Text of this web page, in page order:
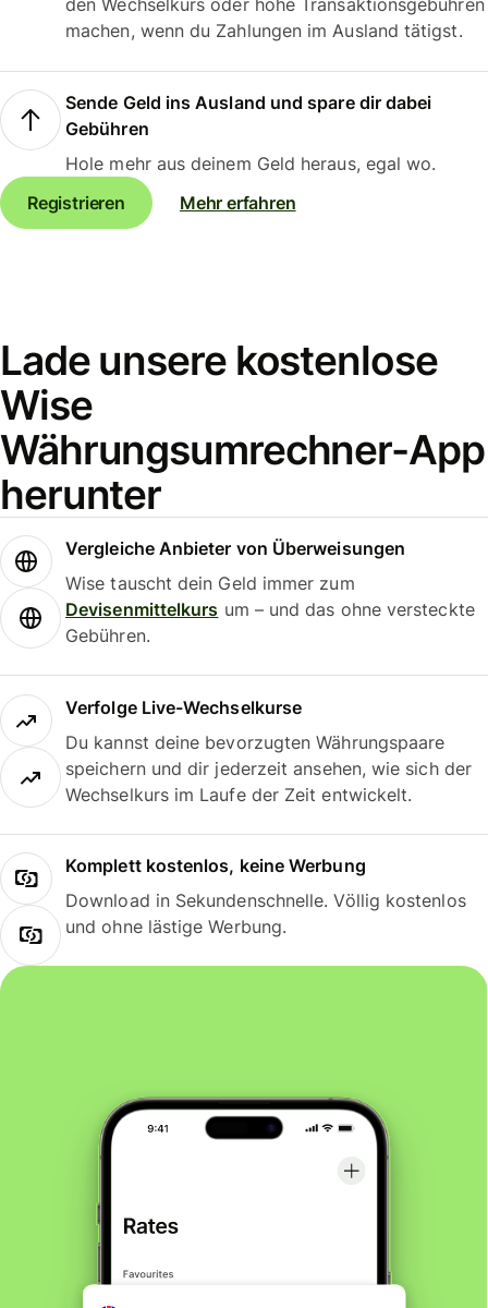
den Wechselkurs oder hohe Transaktionsgebühren
machen, wenn du Zahlungen im Ausland tätigst.
Sende Geld ins Ausland und spare dir dabei
Gebühren
Hole mehr aus deinem Geld heraus, egal wo.
Registrieren
Mehr erfahren
Lade unsere kostenlose
Wise
Währungsumrechner-App
herunter
Vergleiche Anbieter von Überweisungen
Wise tauscht dein Geld immer zum
Devisenmittelkurs um – und das ohne versteckte
Gebühren.
Verfolge Live-Wechselkurse
Du kannst deine bevorzugten Währungspaare
speichern und dir jederzeit ansehen, wie sich der
Wechselkurs im Laufe der Zeit entwickelt.
Komplett kostenlos, keine Werbung
Download in Sekundenschnelle. Völlig kostenlos
und ohne lästige Werbung.